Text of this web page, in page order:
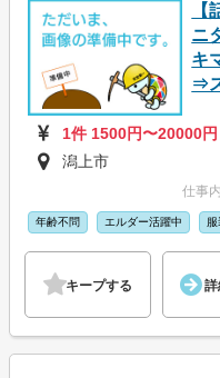
ニ
キ
⇒
1件 1500円〜20000円
潟上市
仕事
年齢不問 エルダー活躍中 服
キープする